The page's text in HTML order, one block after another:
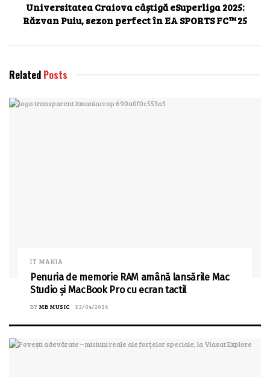
Universitatea Craiova câștigă eSuperliga 2025:
Răzvan Puiu, sezon perfect în EA SPORTS FC™ 25
Related Posts
IT MANIA
Penuria de memorie RAM amână lansările Mac
Studio și MacBook Pro cu ecran tactil
BY MB MUSIC 22/04/2026